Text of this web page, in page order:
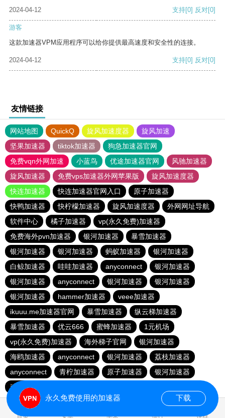
2024-04-12
支持[0] 反对[0]
游客
这款加速器VPM应用程序可以给你提供最高速度和安全性的连接。
2024-04-12 支持[0] 反对[0]
友情链接
网站地图 QuickQ 旋风加速度器
旋风加速
坚果加速器
tiktok加速器
狗急加速器官网
免费vqn外网加速
小蓝鸟 优途加速器官网
风驰加速器
旋风加速器
免费vps加速器外网苹果版
旋风加速度器
快连加速器
快连加速器官网入口
原子加速器
快鸭加速器
快柠檬加速器 旋风加速度器
外网网址导航
软件中心
橘子加速器
vp(永久免费)加速器
免费海外pvn加速器
银河加速器
暴雪加速器
银河加速器
银河加速器 蚂蚁加速器
银河加速器
白鲸加速器
哇哇加速器 anyconnect
银河加速器
银河加速器
anyconnect 银河加速器
银河加速器
银河加速器
hammer加速器
veee加速器
ikuuu.me加速器官网
暴雪加速器
纵云梯加速器
暴雪加速器
优云666 蜜蜂加速器
1元机场
vp(永久免费)加速器
海外梯子官网
银河加速器
海鸥加速器
anyconnect 银河加速器
荔枝加速器
anyconnect
青柠加速器 原子加速器
银河加速器
速鹰666
首页 安卓 苹果 排行 推荐
永久免费使用的加速器 下载
0.050516s